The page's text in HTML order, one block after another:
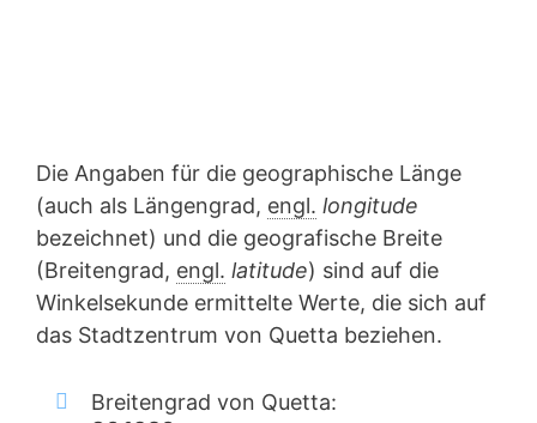
Die Angaben für die geographische Länge
(auch als Längengrad, engl. longitude
bezeichnet) und die geografische Breite
(Breitengrad, engl. latitude) sind auf die
Winkelsekunde ermittelte Werte, die sich auf
das Stadtzentrum von Quetta beziehen.
Breitengrad von Quetta: